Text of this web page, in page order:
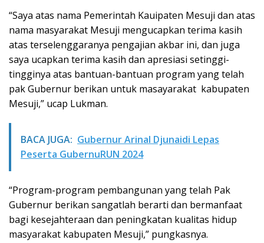
“Saya atas nama Pemerintah Kauipaten Mesuji dan atas
nama masyarakat Mesuji mengucapkan terima kasih
atas terselenggaranya pengajian akbar ini, dan juga
saya ucapkan terima kasih dan apresiasi setinggi-
tingginya atas bantuan-bantuan program yang telah
pak Gubernur berikan untuk masayarakat kabupaten
Mesuji,” ucap Lukman.
BACA JUGA: Gubernur Arinal Djunaidi Lepas
Peserta GubernuRUN 2024
“Program-program pembangunan yang telah Pak
Gubernur berikan sangatlah berarti dan bermanfaat
bagi kesejahteraan dan peningkatan kualitas hidup
masyarakat kabupaten Mesuji,” pungkasnya.